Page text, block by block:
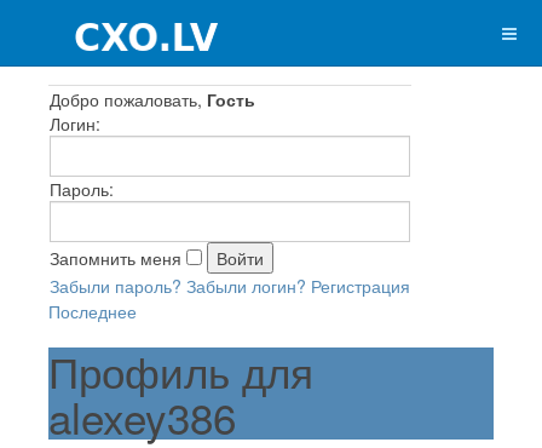
Добро пожаловать, Гость
Логин:
Пароль:
Запомнить меня
Забыли пароль? Забыли логин? Регистрация
Последнее
Профиль для
alexey386